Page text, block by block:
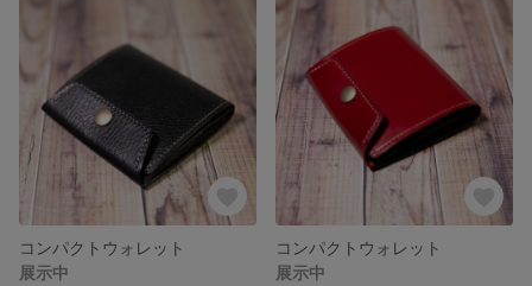
コンパクトウォレット
展示中
コンパクトウォレット
展示中